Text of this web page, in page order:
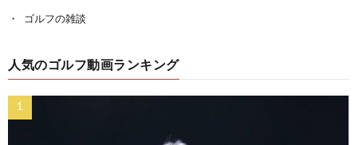
ゴルフの雑談
人気のゴルフ動画ランキング